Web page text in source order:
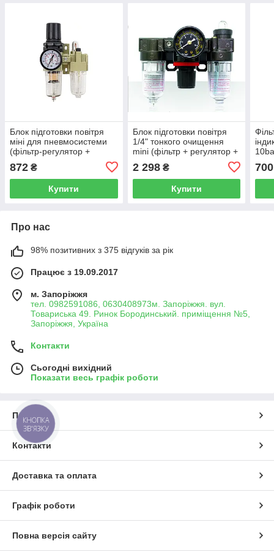
Блок підготовки повітря
міні для пневмосистеми
(фільтр-регулятор +
лубрикатор) 1/4 діапазон
регулювання тиску 0-10
bar Forsage
872 ₴
Купити
Блок підготовки повітря
1/4" тонкого очищення
mini (фільтр + регулятор +
маслододавач (0-10bar)
Forsage F-SA-1100
2 298₴
Купити
700
Про нас
98% позитивних з 375 відгуків за рік
Працює з 19.09.2017
м. Запоріжжя
тел. 0982591086, 0630408973м. Запоріжжя. вул.
Товариська 49. Ринок Бородинський. приміщення №5,
Запоріжжя, Україна
Контакти
Сьогодні вихідний
Показати весь графік роботи
Про нас
Контакти
Доставка та оплата
Графік роботи
Повна версія сайту
КНОПКА
ЗВ'ЯЗКУ